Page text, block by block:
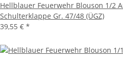
Hellblauer Feuerwehr Blouson 1/2
Schulterklappe Gr. 47/48 (ÜGZ)
39,55 € *